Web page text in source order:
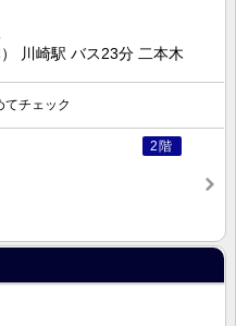
川崎駅 バス23分 二本木
てチェック
2階